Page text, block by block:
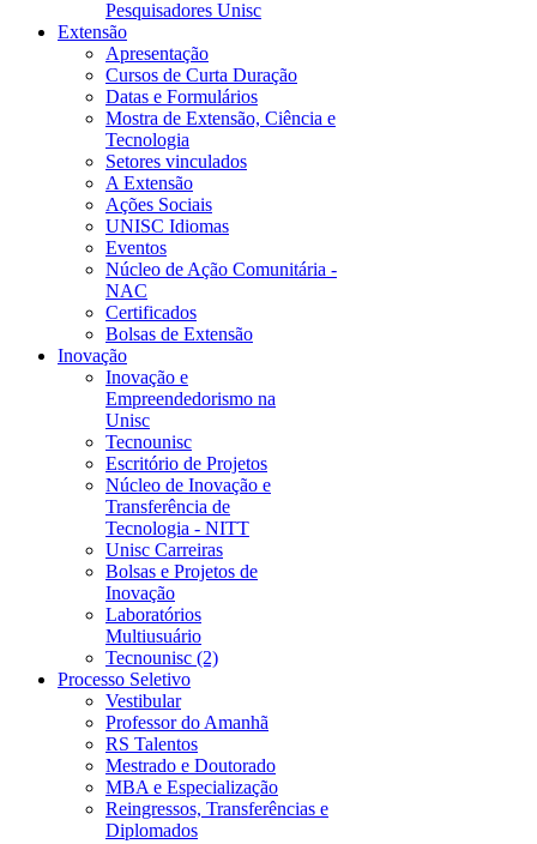
Pesquisadores Unisc
Extensão
Apresentação
Cursos de Curta Duração
Datas e Formulários
Mostra de Extensão, Ciência e
Tecnologia
Setores vinculados
A Extensão
Ações Sociais
UNISC Idiomas
Eventos
Núcleo de Ação Comunitária -
NAC
Certificados
Bolsas de Extensão
Inovação
Inovação e
Empreendedorismo na
Unisc
Tecnounisc
Escritório de Projetos
Núcleo de Inovação e
Transferência de
Tecnologia - NITT
Unisc Carreiras
Bolsas e Projetos de
Inovação
Laboratórios
Multiusuário
Tecnounisc (2)
Processo Seletivo
Vestibular
Professor do Amanhã
RS Talentos
Mestrado e Doutorado
MBA e Especialização
Reingressos, Transferências e
Diplomados